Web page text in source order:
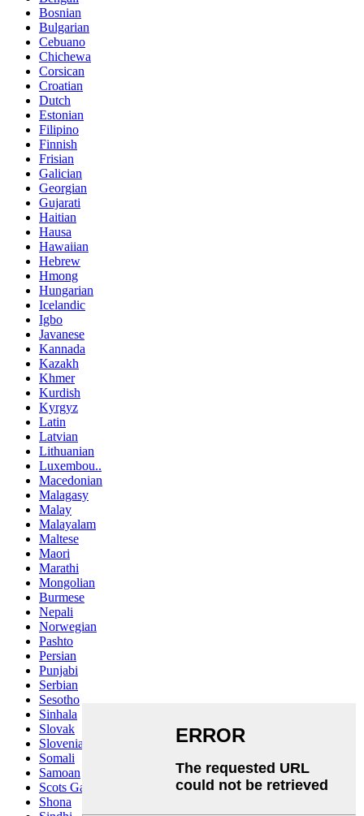
Bosnian
Bulgarian
Cebuano
Chichewa
Corsican
Croatian
Dutch
Estonian
Filipino
Finnish
Frisian
Galician
Georgian
Gujarati
Haitian
Hausa
Hawaiian
Hebrew
Hmong
Hungarian
Icelandic
Igbo
Javanese
Kannada
Kazakh
Khmer
Kurdish
Kyrgyz
Latin
Latvian
Lithuanian
Luxembou..
Macedonian
Malagasy
Malay
Malayalam
Maltese
Maori
Marathi
Mongolian
Burmese
Nepali
Norwegian
Pashto
Persian
Punjabi
Serbian
Sesotho
Sinhala
Slovak
Slovenian
Somali
Samoan
Scots Gaelic
Shona